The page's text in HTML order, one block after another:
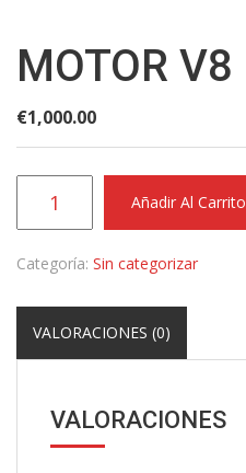
MOTOR V8
€1,000.00
cantidad
Añadir Al Carrito
Categoría: Sin categorizar
VALORACIONES (0)
VALORACIONES